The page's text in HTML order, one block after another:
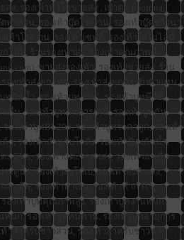
ง, รองเท้าหัวโตขายส่ง , เป๋าตุง, paotung,
ทำสวน, รองเท้าบู๊ตโรงงาน, รองเท้าบู๊ตชาวนา,
าโรงงาน, รองเท้าเซฟตี้, รองเท้าใส่ในไลน์
โหล, ร้านรองเท้าส่ง, รองเท้าคุณภาพดี,
ขายส่งรองเท้า, รองเท้าขายส่ง, ร้าน
องเท้าส่งยกโหล, รองเท้าส่งยกลัง, รับตัวแทน
ทกันน้ำ, รองเท้าบูท PVC, รองเท้าบูทพีวีซี,
นลื่น, รองเท้าบูทกันสารเคมี, รองเท้าบูทกัน
องเท้าบูทBL200, รองเท้าบูทราคาถูก, รองเท้า
า, รองเท้าสำหรับโกดัง, รองเท้าป้องกันน้ำ,
ะ EVA, รองเท้าแตะราคาส่ง, รองเท้าแฟชั่น
ตูน้ำ, รองเท้าส่งโบ๊เบ๊, รองเท้าส่งสำเพ็ง,
าชีพ, รองเท้าทำเงิน, รองเท้าทำกำไร,
รองเท้าบูทคุณภาพสูง, รองเท้าบูทงานหนัก,
หนัก, รองเท้าบูททนทาน, รองเท้าบูทอายุการ
สำหรับชาวสวน, รองเท้าสำหรับชาวนา,